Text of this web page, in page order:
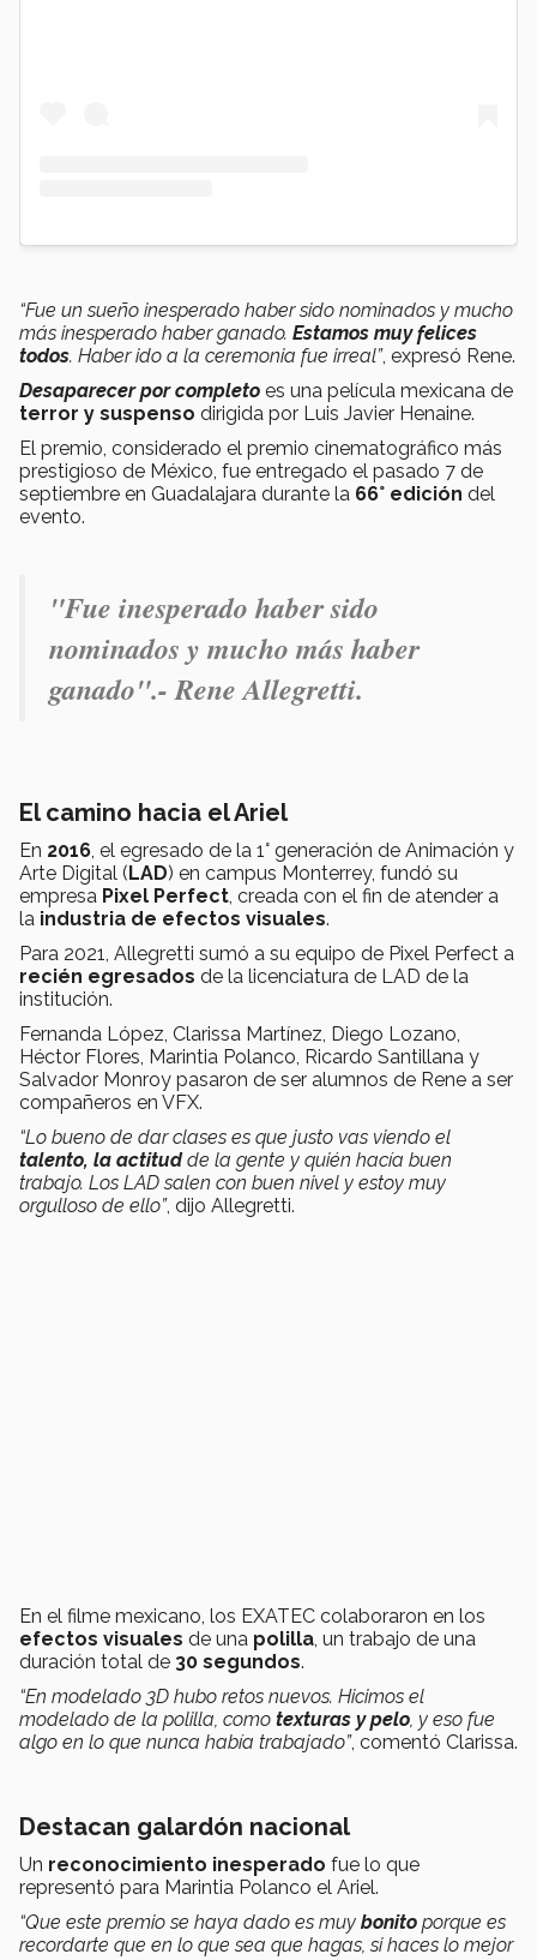
“Fue un sueño inesperado haber sido nominados y mucho
más inesperado haber ganado. Estamos muy felices
todos. Haber ido a la ceremonia fue irreal”, expresó Rene.
Desaparecer por completo es una película mexicana de
terror y suspenso dirigida por Luis Javier Henaine.
El premio, considerado el premio cinematográfico más
prestigioso de México, fue entregado el pasado 7 de
septiembre en Guadalajara durante la 66° edición del
evento.
"Fue inesperado haber sido
nominados y mucho más haber
ganado".- Rene Allegretti.
El camino hacia el Ariel
En 2016, el egresado de la 1° generación de Animación y
Arte Digital (LAD) en campus Monterrey, fundó su
empresa Pixel Perfect, creada con el fin de atender a
la industria de efectos visuales.
Para 2021, Allegretti sumó a su equipo de Pixel Perfect a
recién egresados de la licenciatura de LAD de la
institución.
Fernanda López, Clarissa Martínez, Diego Lozano,
Héctor Flores, Marintia Polanco, Ricardo Santillana y
Salvador Monroy pasaron de ser alumnos de Rene a ser
compañeros en VFX.
“Lo bueno de dar clases es que justo vas viendo el
talento, la actitudde la gente y quién hacía buen
trabajo. Los LAD salen con buen nivel y estoy muy
orgulloso de ello”, dijo Allegretti.
En el filme mexicano, los EXATEC colaboraron en los
efectos visuales de una polilla, un trabajo de una
duración total de 30 segundos.
“En modelado 3D hubo retos nuevos. Hicimos el
modelado de la polilla, como texturas y pelo, y eso fue
algo en lo que nunca había trabajado”, comentó Clarissa.
Destacan galardón nacional
Un reconocimiento inesperado fue lo que
representó para Marintia Polanco el Ariel.
“Que este premio se haya dado es muy bonito porque es
recordarte que en lo que sea que hagas, si haces lo mejor